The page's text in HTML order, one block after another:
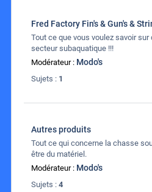
Fred Factory Fin's & Gun's &
Tout ce que vous voulez savoir
secteur subaquatique !!!
Modérateur : Modo's
Sujets : 1
Autres produits
Tout ce qui concerne la chasse
être du matériel.
Modérateur : Modo's
Sujets : 4